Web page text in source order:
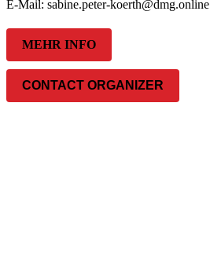
E-Mail: sabine.peter-koerth@dmg.online
MEHR INFO
CONTACT ORGANIZER